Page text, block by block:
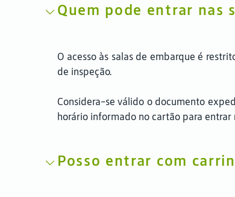
Quem pode entrar nas
O acesso às salas de embarque é
de inspeção.
Considera-se válido o documento
horário informado no cartão para entrar
Posso entrar com